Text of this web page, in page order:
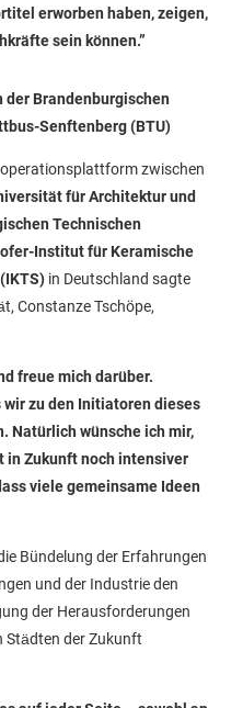
erworben haben, zeigen,
sein können.”
der Brandenburgischen
Senftenberg (BTU)
zwischen
für Architektur und
Technischen
Institut für Keramische
in Deutschland sagte
Constanze Tschöpe,
freue mich darüber.
zu den Initiatoren dieses
Natürlich wünsche ich mir,
in Zukunft noch intensiver
viele gemeinsame Ideen
Bündelung der Erfahrungen
und der Industrie den
der Herausforderungen
Städten der Zukunft